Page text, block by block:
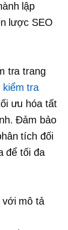
lập
lược SEO
tra trang
kiểm tra
ưu hóa tất
Đảm bảo
tích đối
để tối đa
với mô tả